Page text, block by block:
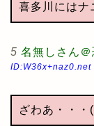
喜多川にはナ
5 名無しさん＠
ID:W36x+naz0.net
ざわあ・・・